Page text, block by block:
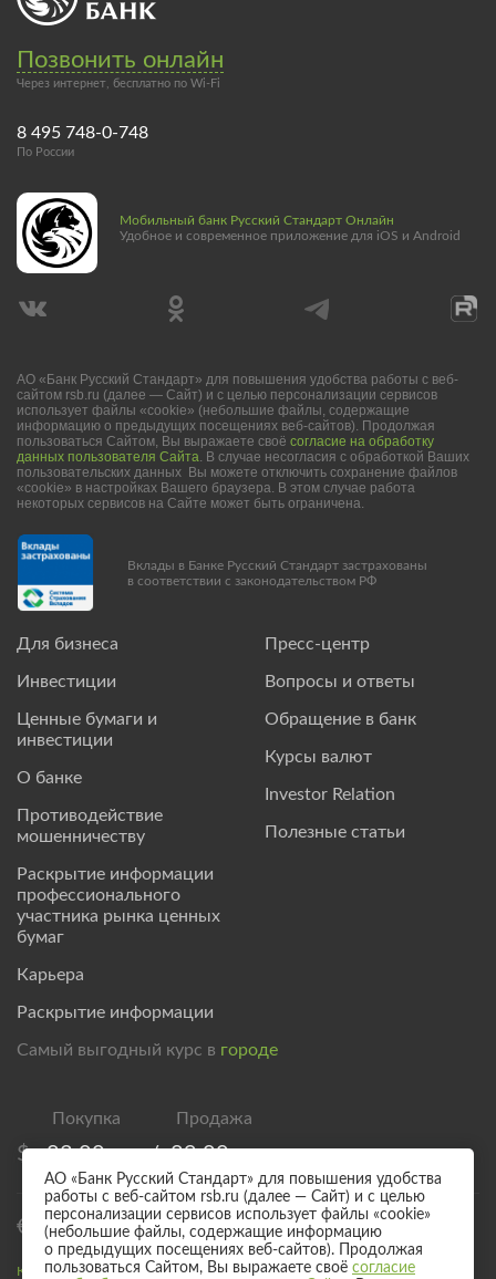
Позвонить онлайн
Через интернет, бесплатно по Wi-Fi
8 495 748-0-748
По России
Для бизнеса
Инвестиции
Ценные бумаги и
инвестиции
О банке
Противодействие
мошенничеству
Раскрытие информации
профессионального
участника рынка ценных
бумаг
Карьера
Раскрытие информации
Пресс-центр
Вопросы и ответы
Обращение в банк
Курсы валют
Investor Relation
Полезные статьи
Мобильный банк Русский Стандарт Онлайн
Удобное и современное приложение для iOS и Android
АО «Банк Русский Стандарт» для повышения удобства работы с веб-
сайтом rsb.ru (далее — Сайт) и с целью персонализации сервисов
использует файлы «cookie» (небольшие файлы, содержащие
информацию о предыдущих посещениях веб-сайтов). Продолжая
пользоваться Сайтом, Вы выражаете своё согласие на обработку
данных пользователя Сайта. В случае несогласия с обработкой Ваших
пользовательских данных Вы можете отключить сохранение файлов
«cookie» в настройках Вашего браузера. В этом случае работа
некоторых сервисов на Сайте может быть ограничена.
Вклады в Банке Русский Стандарт застрахованы
в соответствии с законодательством РФ
Самый выгодный курс в городе
$ 83,00 / 89,00
€ 95,00 / 101,00
Курс валют для безналичного обмена
АО «Банк Русский Стандарт» для повышения удобства
работы с веб-сайтом rsb.ru (далее — Сайт) и с целью
персонализации сервисов использует файлы «cookie»
(небольшие файлы, содержащие информацию
о предыдущих посещениях веб-сайтов). Продолжая
пользоваться Сайтом, Вы выражаете своё согласие